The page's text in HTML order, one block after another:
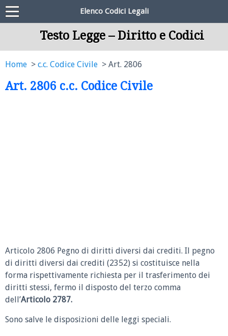
Elenco Codici Legali
Testo Legge – Diritto e Codici
Home c.c. Codice Civile Art. 2806
Art. 2806 c.c. Codice Civile
Articolo 2806 Pegno di diritti diversi dai crediti. Il pegno
di diritti diversi dai crediti (2352) si costituisce nella
forma rispettivamente richiesta per il trasferimento dei
diritti stessi, fermo il disposto del terzo comma
dell’Articolo 2787.
Sono salve le disposizioni delle leggi speciali.